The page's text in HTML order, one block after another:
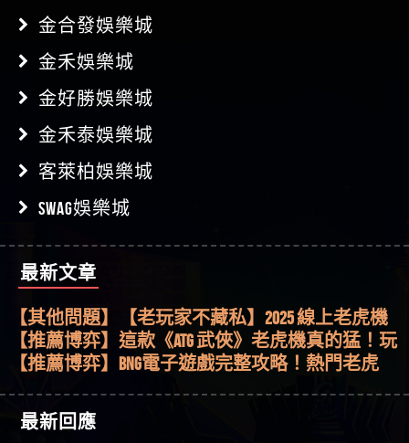
金合發娛樂城
金禾娛樂城
金好勝娛樂城
金禾泰娛樂城
客萊柏娛樂城
SWAG娛樂城
最新文章
【其他問題】用理性數據指路，開啟你的高回報
娛樂之旅
【其他問題】【老玩家不藏私】2025 線上老虎機
這樣挑！RTP、波動率和平台安全的全攻略！
【推薦博弈】這款《ATG 武俠》老虎機真的猛！玩
過才知道什麼叫超過3萬種中獎方式！
【推薦博弈】BNG電子遊戲完整攻略！熱門老虎
51,000倍數玩法攻略，輕鬆稱霸老虎機！
【其他問題】「拆解力智投資詐騙套路緊急追討
賴zg369」力智投資是不是詐騙 力智投資是真的嗎
【其他問題】 【遇天盛商行詐騙追回資金賴
最新回應
【傑】推代理真的好相處